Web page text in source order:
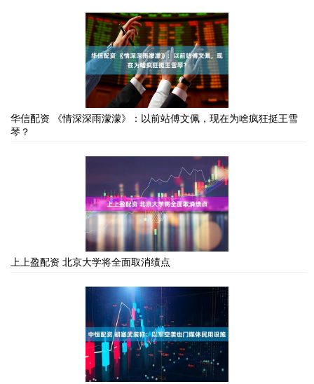
华信配资 《情深深雨濛濛》：以前站傅文佩，现在为啥疯狂挺王雪
琴？
上上盈配资 北京大学将全面取消绩点